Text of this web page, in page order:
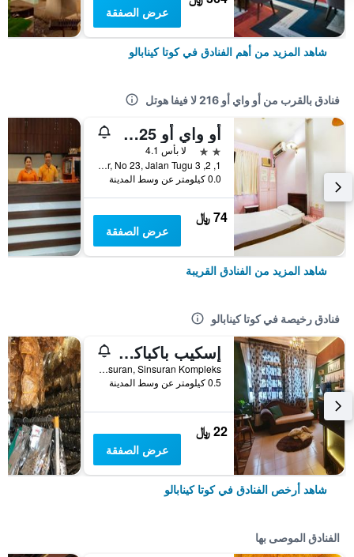
عرض الصفقة
شاهد المزيد من أهم الفنادق في كوتا كينابالو
فنادق بالقرب من أو واي أو 216 لا فيفا هوتل
أو واي أو 89625 بيلتن إن
2 نجمتين
لا بأس 4.1
1, 2, 3 Floor, No 23, Jalan Tugu, كوتا كينابالو, ماليزيا
0.0 كيلومتر عن وسط المدينة
74 ﷼
عرض الصفقة
شاهد المزيد من الفنادق القريبة
فنادق رخيصة في كوتا كينابالو
إسكيب باكباكرز كاي كي
Unit Lot 8 Block J, 3rd Floor, Jalan Sinsuran, Sinsuran Kompleks, كوتا كينابالو, ماليزيا
0.5 كيلومتر عن وسط المدينة
22 ﷼
عرض الصفقة
شاهد أرخص الفنادق في كوتا كينابالو
الفنادق الموصى بها